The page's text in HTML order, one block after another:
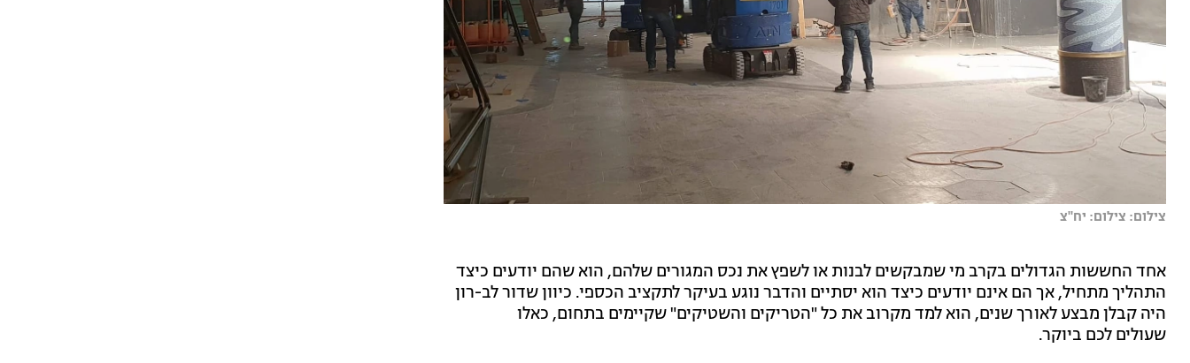
צילום: צילום: יח''צ
אחד החששות הגדולים בקרב מי שמבקשים לבנות או לשפץ את נכס המגורים שלהם, הוא שהם יודעים כיצד
התהליך מתחיל, אך הם אינם יודעים כיצד הוא יסתיים והדבר נוגע בעיקר לתקציב הכספי. כיוון שדור לב-רון
היה קבלן מבצע לאורך שנים, הוא למד מקרוב את כל "הטריקים והשטיקים" שקיימים בתחום, כאלו
שעולים לכם ביוקר.